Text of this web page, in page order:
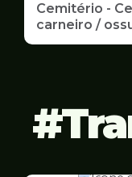
Cemitério -
carneiro /